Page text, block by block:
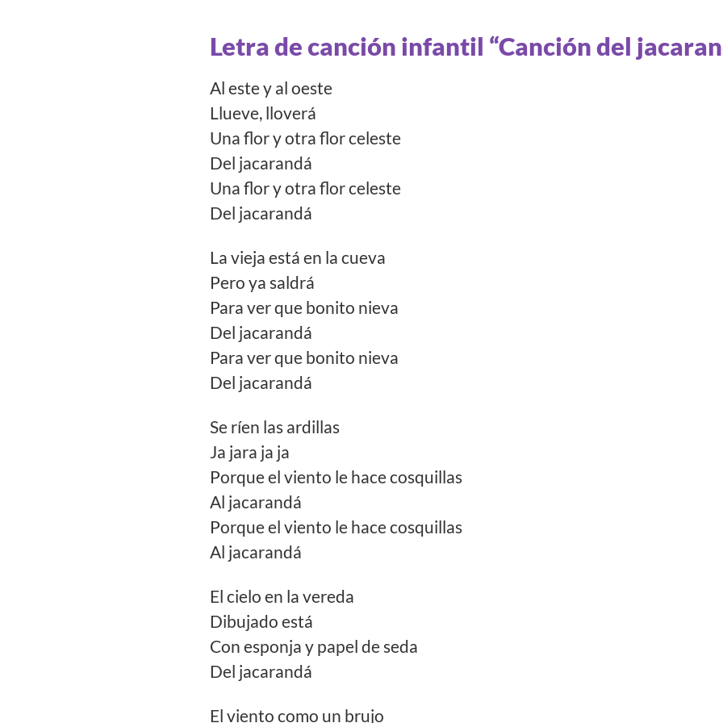
Letra de canción infantil “Canción del
Al este y al oeste
Llueve, lloverá
Una flor y otra flor celeste
Del jacarandá
Una flor y otra flor celeste
Del jacarandá
La vieja está en la cueva
Pero ya saldrá
Para ver que bonito nieva
Del jacarandá
Para ver que bonito nieva
Del jacarandá
Se ríen las ardillas
Ja jara ja ja
Porque el viento le hace cosquillas
Al jacarandá
Porque el viento le hace cosquillas
Al jacarandá
El cielo en la vereda
Dibujado está
Con esponja y papel de seda
Del jacarandá
El viento como un brujo